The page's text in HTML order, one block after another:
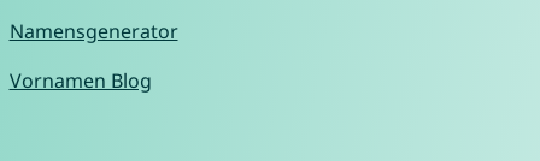
Namensgenerator
Vornamen Blog